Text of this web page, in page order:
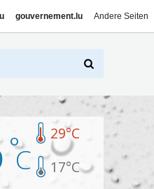
gouvernement.lu Andere Seiten
29°C
17°C